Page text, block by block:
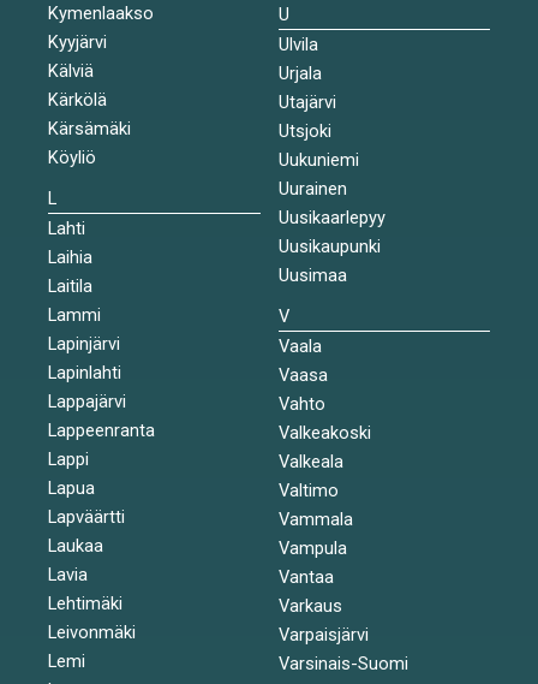
Kymenlaakso
Kyyjärvi
Kälviä
Kärkölä
Kärsämäki
Köyliö
L
Lahti
Laihia
Laitila
Lammi
Lapinjärvi
Lapinlahti
Lappajärvi
Lappeenranta
Lappi
Lapua
Lapväärtti
Laukaa
Lavia
Lehtimäki
Leivonmäki
Lemi
U
Ulvila
Urjala
Utajärvi
Utsjoki
Uukuniemi
Uurainen
Uusikaarlepyy
Uusikaupunki
Uusimaa
V
Vaala
Vaasa
Vahto
Valkeakoski
Valkeala
Valtimo
Vammala
Vampula
Vantaa
Varkaus
Varpaisjärvi
Varsinais-Suomi